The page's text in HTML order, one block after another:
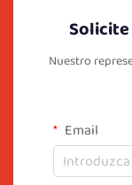
Nuestro
Email